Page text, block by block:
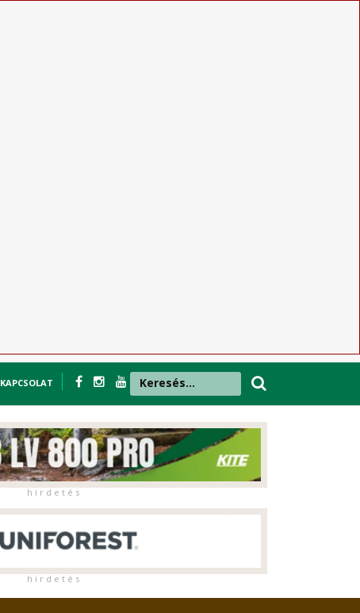
KAPCSOLAT
h i r d e t é s
h i r d e t é s